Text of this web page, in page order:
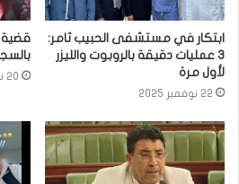
ابتكار في مستشفى الحبيب ثامر:
3 عمليات دقيقة بالروبوت والليزر
لأول مرة
22 نوفمبر 2025
قضية
20 نوفمبر 2025